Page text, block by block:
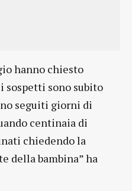
hanno chiesto
sospetti sono subito
seguiti giorni di
centinaia di
chiedendo la
della bambina” ha